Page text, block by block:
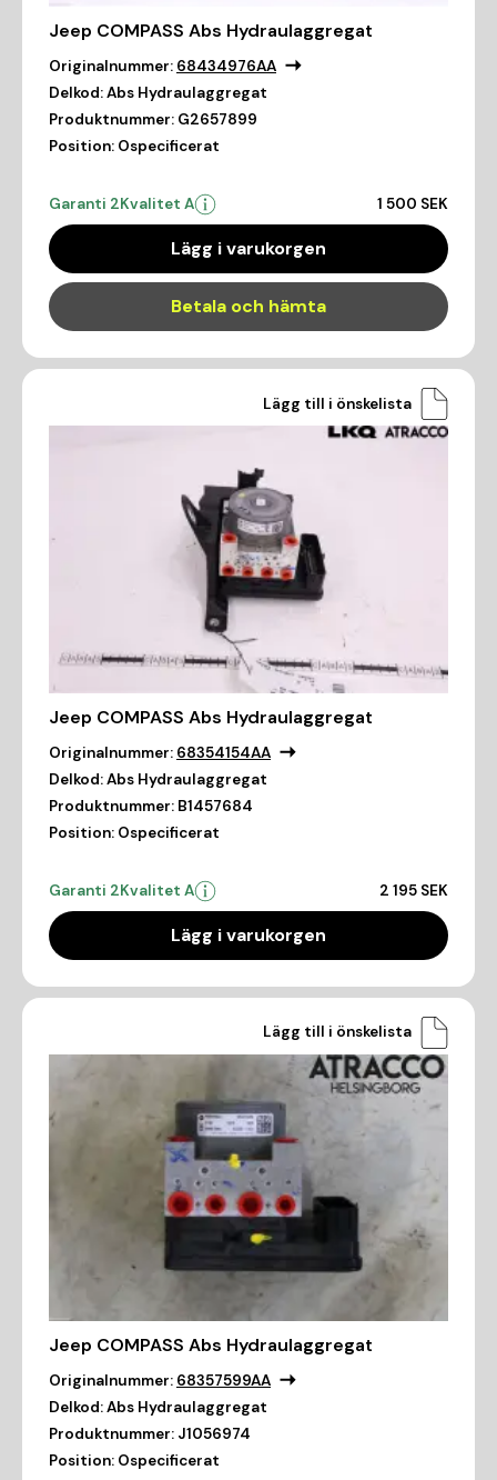
Jeep COMPASS Abs Hydraulaggregat
Originalnummer: 68434976AA
Delkod:Abs Hydraulaggregat
Produktnummer: G2657899
Position: Ospecificerat
Garanti 2Kvalitet A 1 500 SEK
Lägg i varukorgen
Betala och hämta
Lägg till i önskelista
Jeep COMPASS Abs Hydraulaggregat
Originalnummer: 68354154AA
Delkod:Abs Hydraulaggregat
Produktnummer: B1457684
Position: Ospecificerat
Garanti 2Kvalitet A 2 195 SEK
Lägg i varukorgen
Lägg till i önskelista
Jeep COMPASS Abs Hydraulaggregat
Originalnummer: 68357599AA
Delkod:Abs Hydraulaggregat
Produktnummer: J1056974
Position: Ospecificerat